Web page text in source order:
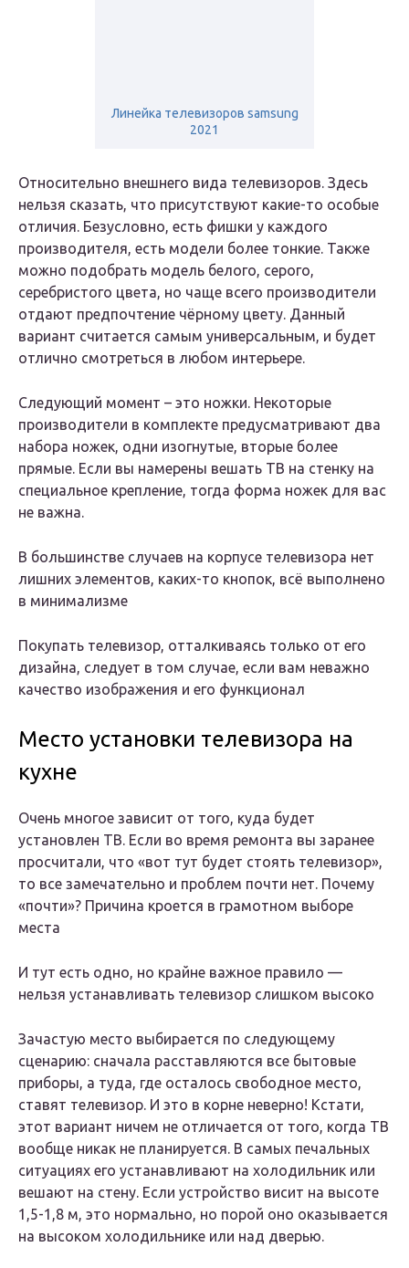
Линейка телевизоров samsung
2021
Относительно внешнего вида телевизоров. Здесь
нельзя сказать, что присутствуют какие-то особые
отличия. Безусловно, есть фишки у каждого
производителя, есть модели более тонкие. Также
можно подобрать модель белого, серого,
серебристого цвета, но чаще всего производители
отдают предпочтение чёрному цвету. Данный
вариант считается самым универсальным, и будет
отлично смотреться в любом интерьере.
Следующий момент – это ножки. Некоторые
производители в комплекте предусматривают два
набора ножек, одни изогнутые, вторые более
прямые. Если вы намерены вешать ТВ на стенку на
специальное крепление, тогда форма ножек для вас
не важна.
В большинстве случаев на корпусе телевизора нет
лишних элементов, каких-то кнопок, всё выполнено
в минимализме
Покупать телевизор, отталкиваясь только от его
дизайна, следует в том случае, если вам неважно
качество изображения и его функционал
Место установки телевизора на
кухне
Очень многое зависит от того, куда будет
установлен ТВ. Если во время ремонта вы заранее
просчитали, что «вот тут будет стоять телевизор»,
то все замечательно и проблем почти нет. Почему
«почти»? Причина кроется в грамотном выборе
места
И тут есть одно, но крайне важное правило —
нельзя устанавливать телевизор слишком высоко
Зачастую место выбирается по следующему
сценарию: сначала расставляются все бытовые
приборы, а туда, где осталось свободное место,
ставят телевизор. И это в корне неверно! Кстати,
этот вариант ничем не отличается от того, когда ТВ
вообще никак не планируется. В самых печальных
ситуациях его устанавливают на холодильник или
вешают на стену. Если устройство висит на высоте
1,5-1,8 м, это нормально, но порой оно оказывается
на высоком холодильнике или над дверью.